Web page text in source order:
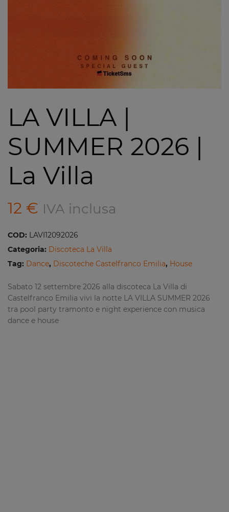
LA VILLA |
SUMMER 2026 |
La Villa
12 € IVA inclusa
COD: LAVI12092026
Categoria: Discoteca La Villa
Tag: Dance, Discoteche Castelfranco Emilia, House
Sabato 12 settembre 2026 alla discoteca La Villa di
Castelfranco Emilia vivi la notte LA VILLA SUMMER 2026
tra pool party tramonto e night experience con musica
dance e house